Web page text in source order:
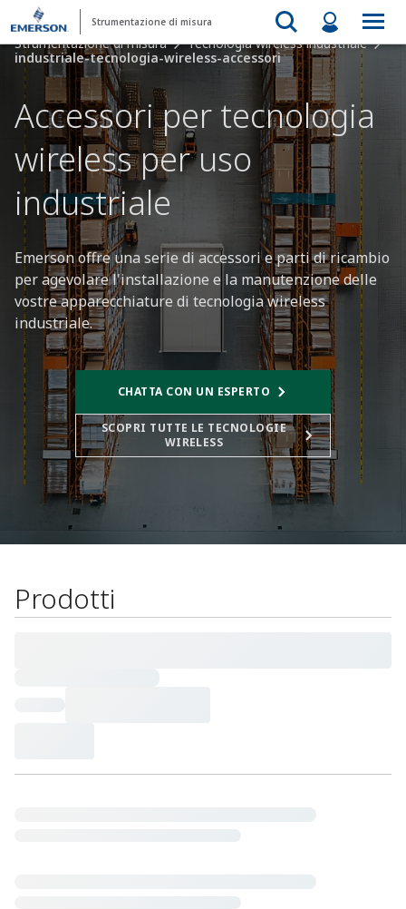
Strumentazione di misura
Strumentazione di misura
Tecnologia wireless industriale
industriale-tecnologia-wireless-accessori
Accessori per tecnologia
wireless per uso
industriale​
Emerson offre una serie di accessori e parti di ricambio
per agevolare l'installazione e la manutenzione delle
vostre apparecchiature di tecnologia wireless
industriale. ​
CHATTA CON UN ESPERTO
SCOPRI TUTTE LE TECNOLOGIE
WIRELESS
Prodotti